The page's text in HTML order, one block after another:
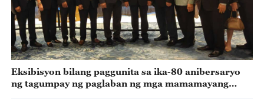
Eksibisyon bilang paggunita sa ika-80 anibersaryo
ng tagumpay ng paglaban ng mga mamamayang